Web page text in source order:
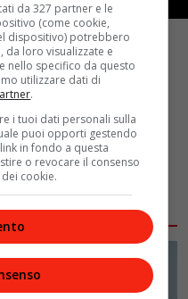
da 327 partner e le
(come cookie,
dispositivo) potrebbero
da loro visualizzate e
nello specifico da questo
utilizzare dati di
.
i tuoi dati personali sulla
puoi opporti gestendo
in fondo a questa
o revocare il consenso
cookie.